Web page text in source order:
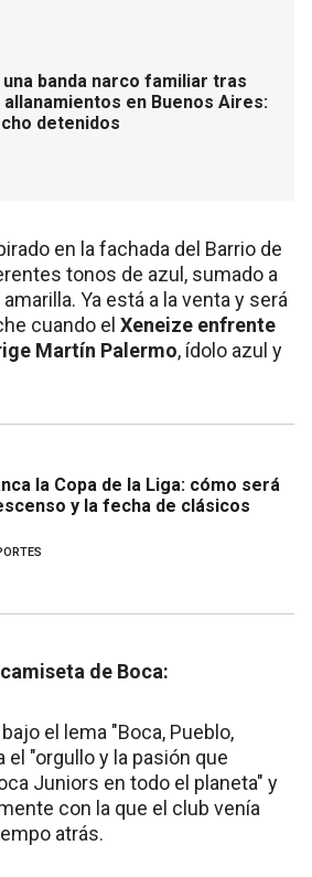
una banda narco familiar tras
en Buenos Aires:
detenidos
en la fachada del Barrio de
tonos de azul, sumado a
Ya está a la venta y será
cuando el Xeneize enfrente
Martín Palermo, ídolo azul y
la Copa de la Liga: cómo será
y la fecha de clásicos
de Boca:
el lema "Boca, Pueblo,
el "orgullo y la pasión que
Juniors en todo el planeta" y
con la que el club venía
atrás.